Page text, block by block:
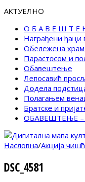
АКТУЕЛНО
О Б А В Е Ш Т Е
Награђени ђаци
Обележена
Парастосом и
Обавештење
Лепосавић
Додела
Полагањем
Братске и
ОБАВЕШТЕЊЕ –
Насловна/Акција
DSC_4581